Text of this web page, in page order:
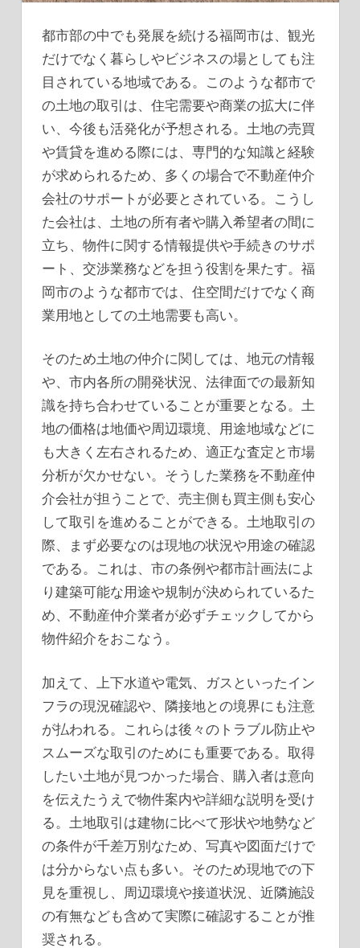
都市部の中でも発展を続ける福岡市は、観光
だけでなく暮らしやビジネスの場としても注
目されている地域である。 このような都市で
の土地の取引は、住宅需要や商業の拡大に伴
い、今後も活発化が予想される。土地の売買
や賃貸を進める際には、専門的な知識と経験
が求められるため、多くの場合で不動産仲介
会社のサポートが必要とされている。こうし
た会社は、土地の所有者や購入希望者の間に
立ち、物件に関する情報提供や手続きのサポ
ート、交渉業務などを担う役割を果たす。福
岡市のような都市では、住空間だけでなく商
業用地としての土地需要も高い。
そのため土地の仲介に関しては、地元の情報
や、市内各所の開発状況、法律面での最新知
識を持ち合わせていることが重要となる。土
地の価格は地価や周辺環境、用途地域などに
も大きく左右されるため、適正な査定と市場
分析が欠かせない。そうした業務を不動産仲
介会社が担うことで、売主側も買主側も安心
して取引を進めることができる。土地取引の
際、まず必要なのは現地の状況や用途の確認
である。これは、市の条例や都市計画法によ
り建築可能な用途や規制が決められているた
め、不動産仲介業者が必ずチェックしてから
物件紹介をおこなう。
加えて、上下水道や電気、ガスといったイン
フラの現況確認や、隣接地との境界にも注意
が払われる。これらは後々のトラブル防止や
スムーズな取引のためにも重要である。取得
したい土地が見つかった場合、購入者は意向
を伝えたうえで物件案内や詳細な説明を受け
る。土地取引は建物に比べて形状や地勢など
の条件が千差万別なため、写真や図面だけで
は分からない点も多い。そのため現地での下
見を重視し、周辺環境や接道状況、近隣施設
の有無なども含めて実際に確認することが推
奨される。